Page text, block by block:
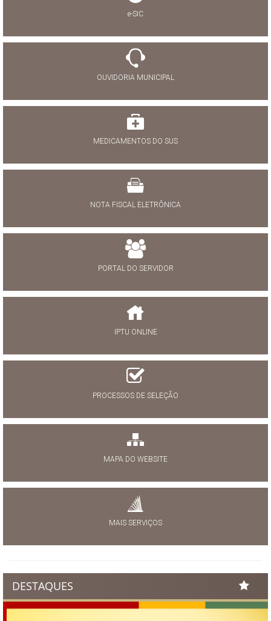
e-SIC
OUVIDORIA MUNICIPAL
MEDICAMENTOS DO SUS
NOTA FISCAL ELETRÔNICA
PORTAL DO SERVIDOR
IPTU ONLINE
PROCESSOS DE SELEÇÃO
MAPA DO WEBSITE
MAIS SERVIÇOS
DESTAQUES